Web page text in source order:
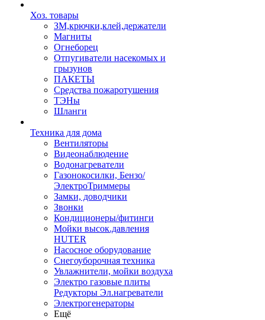
Хоз. товары
ЗМ,крючки,клей,держатели
Магниты
Огнеборец
Отпугиватели насекомых и
грызунов
ПАКЕТЫ
Средства пожаротушения
ТЭНы
Шланги
Техника для дома
Вентиляторы
Видеонаблюдение
Водонагреватели
Газонокосилки, Бензо/
ЭлектроТриммеры
Замки, доводчики
Звонки
Кондиционеры/фитинги
Мойки высок.давления
HUTER
Насосное оборудование
Снегоуборочная техника
Увлажнители, мойки воздуха
Электро газовые плиты
Редукторы Эл.нагреватели
Электрогенераторы
Ещё